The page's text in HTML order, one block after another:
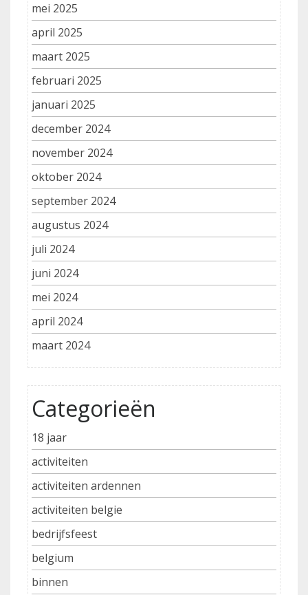
mei 2025
april 2025
maart 2025
februari 2025
januari 2025
december 2024
november 2024
oktober 2024
september 2024
augustus 2024
juli 2024
juni 2024
mei 2024
april 2024
maart 2024
Categorieën
18 jaar
activiteiten
activiteiten ardennen
activiteiten belgie
bedrijfsfeest
belgium
binnen